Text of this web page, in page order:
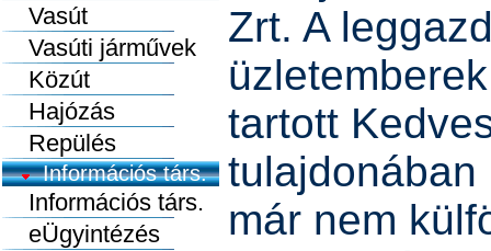
Vasút
Vasúti járművek
Közút
Hajózás
Repülés
Információs társ.
Információs társ.
eÜgyintézés
Zrt. A
tartott
már nem